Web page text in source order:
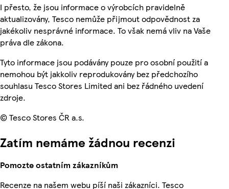
I přesto, že jsou informace o výrobcích pravidelně
aktualizovány, Tesco nemůže přijmout odpovědnost za
jakékoliv nesprávné informace. To však nemá vliv na Vaše
práva dle zákona.
Tyto informace jsou podávány pouze pro osobní použití a
nemohou být jakkoliv reprodukovány bez předchozího
souhlasu Tesco Stores Limited ani bez řádného uvedení
zdroje.
© Tesco Stores ČR a.s.
Zatím nemáme žádnou recenzi
Pomozte ostatním zákazníkům
Recenze na našem webu píší naši zákazníci. Tesco